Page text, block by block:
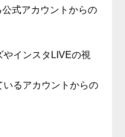
式アカウントからの
やインスタLIVEの視
いるアカウントからの